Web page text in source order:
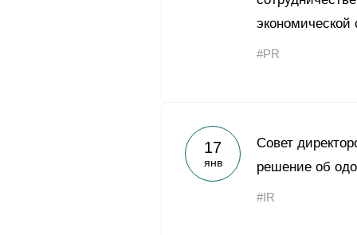
О Группе «Акрон»
География
экономической
#PR
17
янв
Совет
решение об
#IR